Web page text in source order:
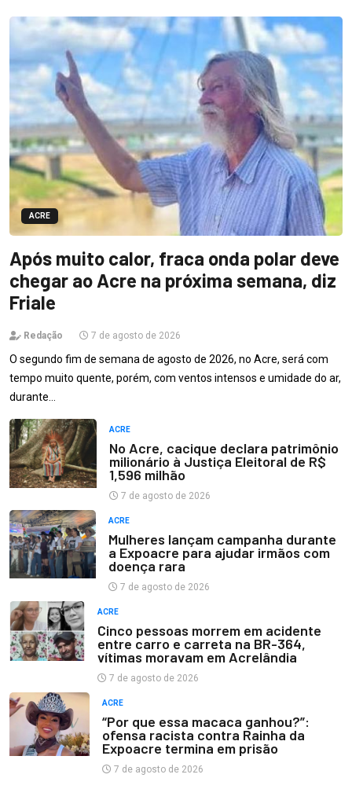
ACRE
Após muito calor, fraca onda polar deve
chegar ao Acre na próxima semana, diz
Friale
Redação 7 de agosto de 2026
O segundo fim de semana de agosto de 2026, no Acre, será com
tempo muito quente, porém, com ventos intensos e umidade do ar,
durante…
ACRE
No Acre, cacique declara patrimônio
milionário à Justiça Eleitoral de R$
1,596 milhão
7 de agosto de 2026
ACRE
Mulheres lançam campanha durante
a Expoacre para ajudar irmãos com
doença rara
7 de agosto de 2026
ACRE
Cinco pessoas morrem em acidente
entre carro e carreta na BR-364,
vítimas moravam em Acrelândia
7 de agosto de 2026
ACRE
“Por que essa macaca ganhou?”:
ofensa racista contra Rainha da
Expoacre termina em prisão
7 de agosto de 2026